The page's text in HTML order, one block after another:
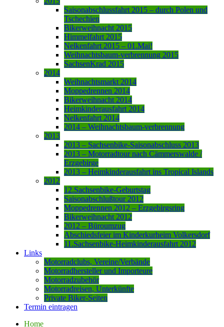
Saisonabschlussfahrt 2015 – durch Polen und
Tschechien
Bikerweihnacht 2015
Himmelfahrt 2015
Nelkenfahrt 2015 – 01.Mai!
Weihnachtsbaum-verbrennung 2015
SachsenKrad 2015
2014
Weihnachtsmarkt 2014
Moppedrennen 2014
Bikerweihnacht 2014
Heimkinderausfahrt 2014
Nelkenfahrt 2014
2014 – Weihnachtsbaum-verbrennung
2013
2013 – Sachsenbike-Saisonabschluss 2013
2013 – Motorradtour nach Cämmerswalde /
Erzgebirge
2013 – Heimkinderausfahrt ins Tropical Islands
2012
12.Sachsenbike-Geburtstag
Saisonabschlußtour 2012
Moppedrennen 2012 – Erzgebirgsring
Bikerweihnacht 2012
2012 – Büroumzug
Abschiedsfeier im Kinderkurheim Volkersdorf
11.Sachsenbike-Heimkinderausfahrt 2012
Links
Motorradclubs, Vereine/Verbände
Motorradhersteller und Importeure
Motorradzubehör
Motorradreisen, Unterkünfte
Private Biker-Seiten
Termin eintragen
Home